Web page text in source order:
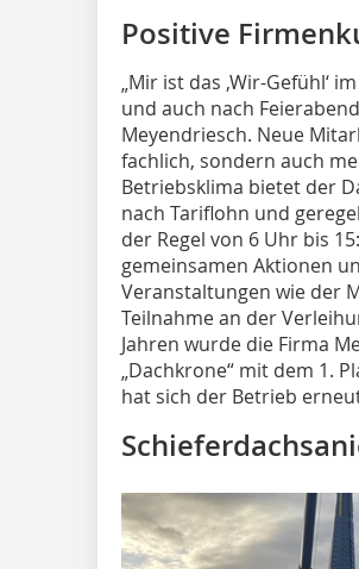
Positive
„Mir ist das ‚Wir-Gefühl‘
und auch nach
Meyendriesch. Neue
fachlich, sondern auch
Betriebsklima bietet der
nach Tariflohn und
der Regel von 6 Uhr bis
gemeinsamen Aktionen
Veranstaltungen wie der
Teilnahme an der
Jahren wurde die Firma
„Dachkrone“ mit dem 1.
hat sich der Betrieb